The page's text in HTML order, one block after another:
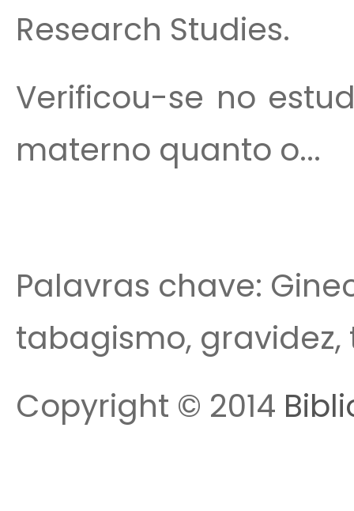
Research Studies.
Verificou-se no
materno quanto o...
Palavras chave:
tabagismo, gravidez,
Copyright © 2014